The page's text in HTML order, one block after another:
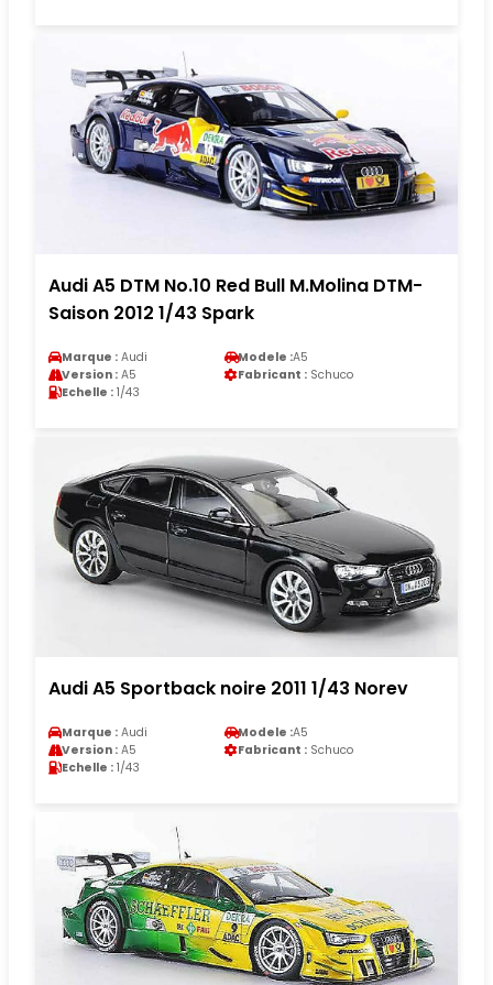
Audi A5 DTM No.10 Red Bull M.Molina DTM-
Saison 2012 1/43 Spark
Marque : Audi Modele :A5
Version : A5 Fabricant : Schuco
Echelle : 1/43
Audi A5 Sportback noire 2011 1/43 Norev
Marque : Audi Modele :A5
Version : A5 Fabricant : Schuco
Echelle : 1/43